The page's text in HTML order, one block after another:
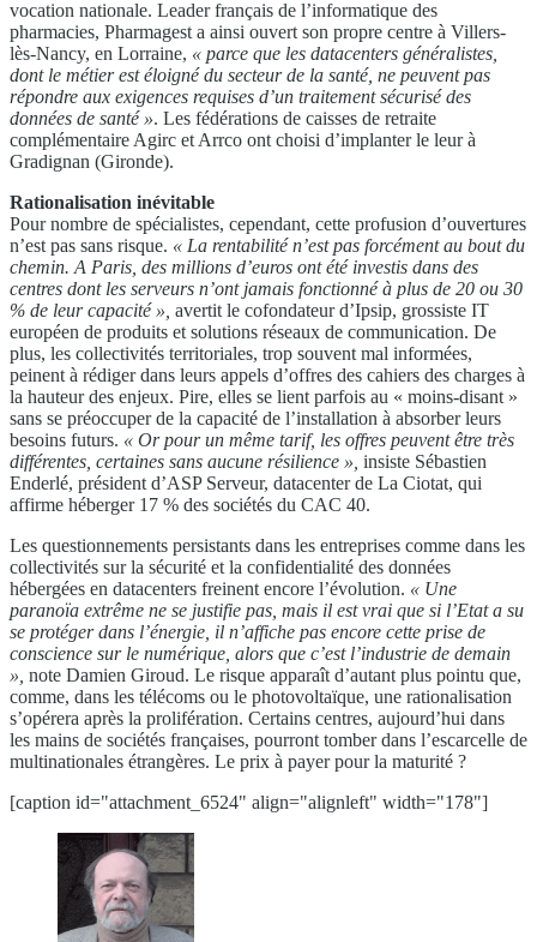
vocation nationale. Leader français de l’informatique des
pharmacies, Pharmagest a ainsi ouvert son propre centre à Villers-
lès-Nancy, en Lorraine, « parce que les datacenters généralistes,
dont le métier est éloigné du secteur de la santé, ne peuvent pas
répondre aux exigences requises d’un traitement sécurisé des
données de santé ». Les fédérations de caisses de retraite
complémentaire Agirc et Arrco ont choisi d’implanter le leur à
Gradignan (Gironde).
Rationalisation inévitable
Pour nombre de spécialistes, cependant, cette profusion d’ouvertures
n’est pas sans risque. « La rentabilité n’est pas forcément au bout du
chemin. A Paris, des millions d’euros ont été investis dans des
centres dont les serveurs n’ont jamais fonctionné à plus de 20 ou 30
% de leur capacité », avertit le cofondateur d’Ipsip, grossiste IT
européen de produits et solutions réseaux de communication. De
plus, les collectivités territoriales, trop souvent mal informées,
peinent à rédiger dans leurs appels d’offres des cahiers des charges à
la hauteur des enjeux. Pire, elles se lient parfois au « moins-disant »
sans se préoccuper de la capacité de l’installation à absorber leurs
besoins futurs. « Or pour un même tarif, les offres peuvent être très
différentes, certaines sans aucune résilience », insiste Sébastien
Enderlé, président d’ASP Serveur, datacenter de La Ciotat, qui
affirme héberger 17 % des sociétés du CAC 40.
Les questionnements persistants dans les entreprises comme dans les
collectivités sur la sécurité et la confidentialité des données
hébergées en datacenters freinent encore l’évolution. « Une
paranoïa extrême ne se justifie pas, mais il est vrai que si l’Etat a su
se protéger dans l’énergie, il n’affiche pas encore cette prise de
conscience sur le numérique, alors que c’est l’industrie de demain
», note Damien Giroud. Le risque apparaît d’autant plus pointu que,
comme, dans les télécoms ou le photovoltaïque, une rationalisation
s’opérera après la prolifération. Certains centres, aujourd’hui dans
les mains de sociétés françaises, pourront tomber dans l’escarcelle de
multinationales étrangères. Le prix à payer pour la maturité ?
[caption id="attachment_6524" align="alignleft" width="178"]